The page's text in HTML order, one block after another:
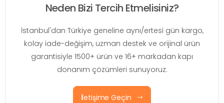
Neden Bizi Tercih Etmelisiniz?
İstanbul'dan Türkiye geneline aynı/ertesi gün kargo,
kolay iade-değişim, uzman destek ve orijinal ürün
garantisiyle 1500+ ürün ve 16+ markadan kapı
donanım çözümleri sunuyoruz.
İletişime Geçin